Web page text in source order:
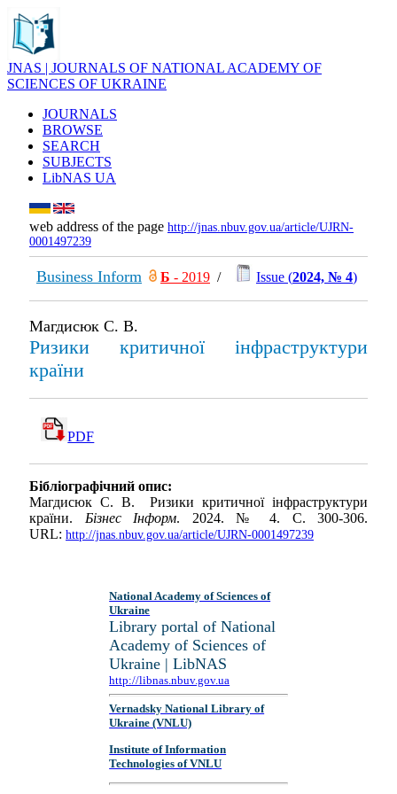
JNAS | JOURNALS OF NATIONAL ACADEMY OF
SCIENCES OF UKRAINE
JOURNALS
BROWSE
SEARCH
SUBJECTS
LibNAS UA
web address of the page http://jnas.nbuv.gov.ua/article/UJRN-
0001497239
Business Inform Б - 2019 / Issue (2024, № 4)
Магдисюк С. В.
Ризики критичної інфраструктури
країни
PDF
Бібліографічний опис:
Магдисюк С. В. Ризики критичної інфраструктури
країни. Бізнес Інформ. 2024. № 4. С. 300-306.
URL: http://jnas.nbuv.gov.ua/article/UJRN-0001497239
National Academy of Sciences of
Ukraine
Library portal of National
Academy of Sciences of
Ukraine | LibNAS
http://libnas.nbuv.gov.ua
Vernadsky National Library of
Ukraine (VNLU)
Institute of Information
Technologies of VNLU